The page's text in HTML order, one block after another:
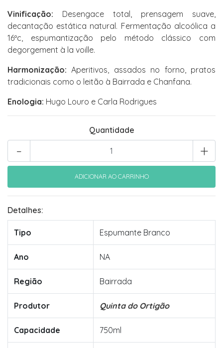
Vinificação: Desengace total, prensagem suave,
decantação estática natural. Fermentação alcoólica a
16ºc, espumantização pelo método clássico com
degorgement à la voille.
Harmonização: Aperitivos, assados no forno, pratos
tradicionais como o leitão à Bairrada e Chanfana.
Enologia: Hugo Louro e Carla Rodrigues
Quantidade
+
-
Detalhes:
Tipo Espumante Branco
Ano NA
Região Bairrada
Produtor Quinta do Ortigão
Capacidade 750ml